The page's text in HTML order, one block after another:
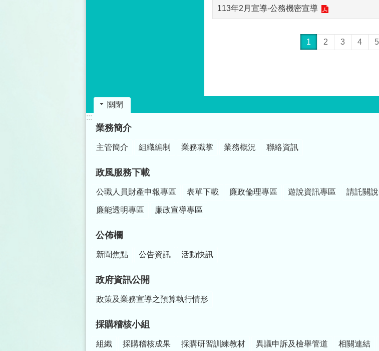
113年2月宣導-公務機密宣導
1 2 3 4 5
關閉
:::
業務簡介
主管簡介 組織編制 業務職掌 業務概況 聯絡資訊
政風服務下載
公職人員財產申報專區 表單下載 廉政倫理專區 遊說資訊專區 請託關
廉能透明專區 廉政宣導專區
公佈欄
新聞焦點 公告資訊 活動快訊
政府資訊公開
政策及業務宣導之預算執行情形
採購稽核小組
組織 採購稽核成果 採購研習訓練教材 異議申訴及檢舉管道 相關連結